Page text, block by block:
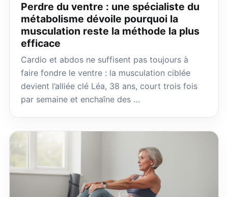
Perdre du ventre : une spécialiste du
métabolisme dévoile pourquoi la
musculation reste la méthode la plus
efficace
Cardio et abdos ne suffisent pas toujours à
faire fondre le ventre : la musculation ciblée
devient l’alliée clé Léa, 38 ans, court trois fois
par semaine et enchaîne des …